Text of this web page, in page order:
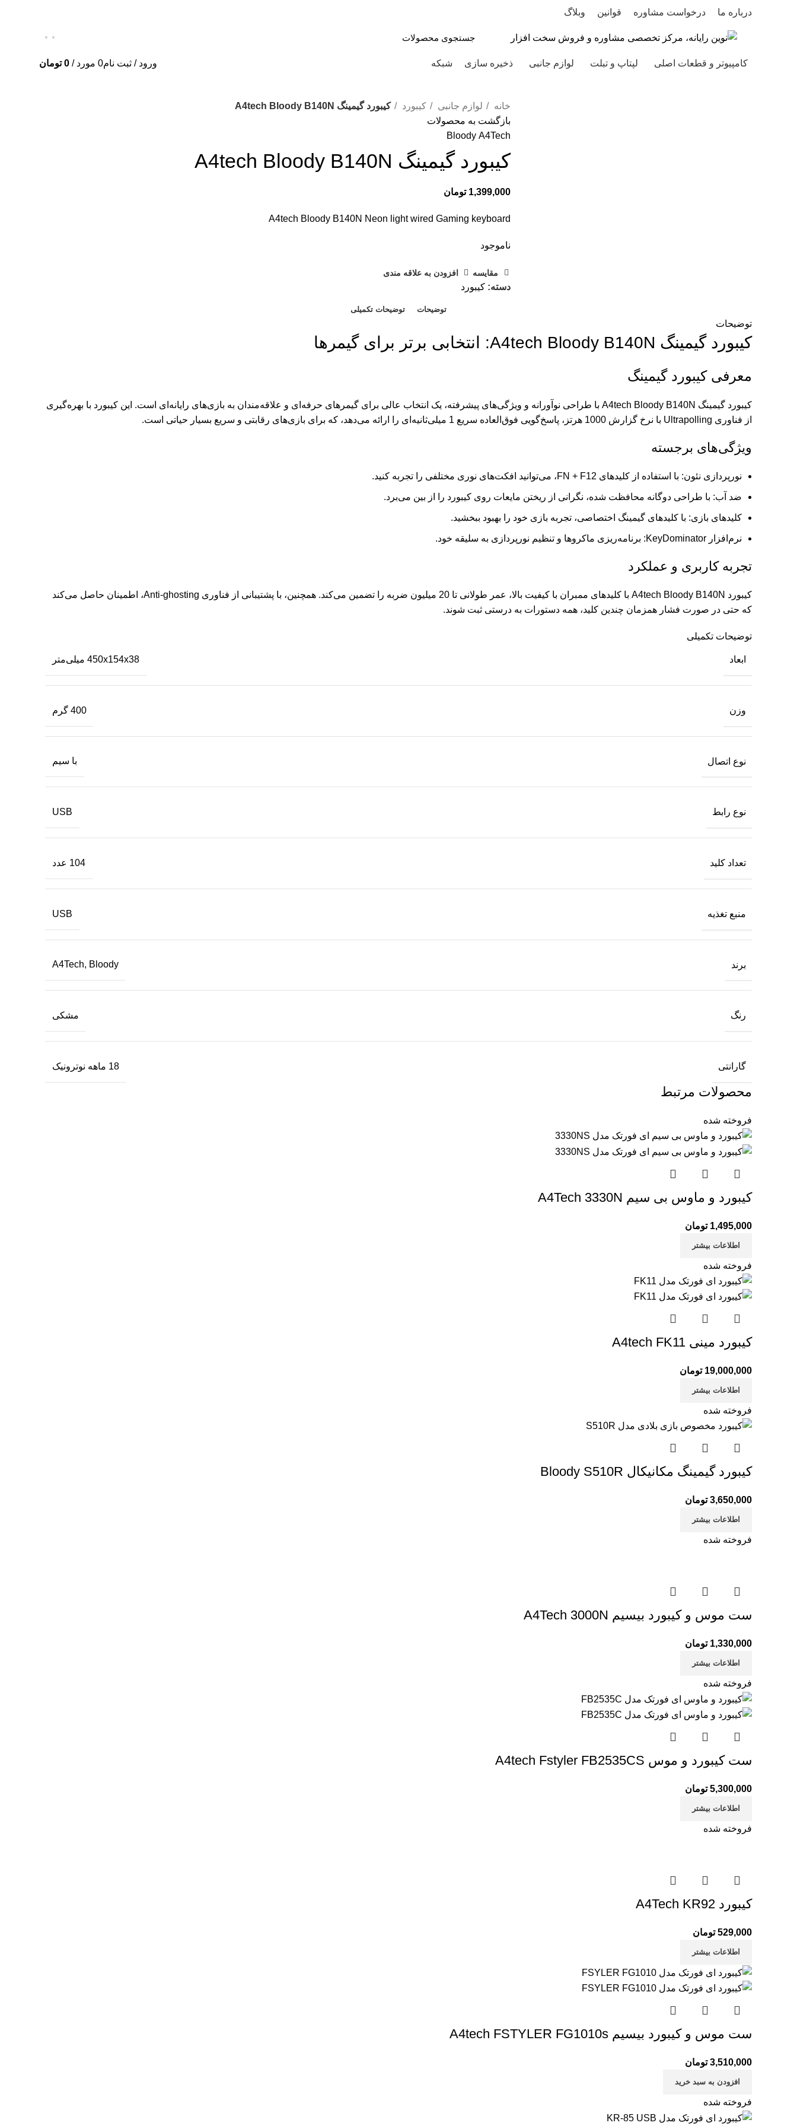
درباره ما درخواست مشاوره قوانین وبلاگ
کامپیوتر و قطعات اصلی لپتاپ و تبلت لوازم جانبی ذخیره سازی شبکه ورود / ثبت نام0 مورد /
0 تومان
خانه لوازم جانبی کیبورد
کیبورد گیمینگ A4tech Bloody B140N
بازگشت به محصولات
A4Tech
Bloody
کیبورد گیمینگ A4tech Bloody B140N
1,399,000 تومان
A4tech Bloody B140N Neon light wired Gaming keyboard
ناموجود
مقايسه افزودن به علاقه مندی
دسته: کیبورد
توضیحات توضیحات تکمیلی
توضیحات
کیبورد گیمینگ A4tech Bloody B140N: انتخابی برتر برای گیمرها
معرفی کیبورد گیمینگ
کیبورد گیمینگ A4tech Bloody B140N با طراحی نوآورانه و ویژگی‌های پیشرفته، یک انتخاب عالی برای گیمرهای حرفه‌ای و علاقه‌مندان به بازی‌های رایانه‌ای است. این کیبورد با بهره‌گیری
از فناوری Ultrapolling با نرخ گزارش 1000 هرتز، پاسخ‌گویی فوق‌العاده سریع 1 میلی‌ثانیه‌ای را ارائه می‌دهد، که برای بازی‌های رقابتی و سریع بسیار حیاتی است.
ویژگی‌های برجسته
نورپردازی نئون: با استفاده از کلیدهای FN + F12، می‌توانید افکت‌های نوری مختلفی را تجربه کنید.
ضد آب: با طراحی دوگانه محافظت شده، نگرانی از ریختن مایعات روی کیبورد را از بین می‌برد.
کلیدهای بازی: با کلیدهای گیمینگ اختصاصی، تجربه بازی خود را بهبود ببخشید.
نرم‌افزار KeyDominator: برنامه‌ریزی ماکروها و تنظیم نورپردازی به سلیقه خود.
تجربه کاربری و عملکرد
کیبورد A4tech Bloody B140N با کلیدهای ممبران با کیفیت بالا، عمر طولانی تا 20 میلیون ضربه را تضمین می‌کند. همچنین، با پشتیبانی از فناوری Anti-ghosting، اطمینان حاصل می‌کند
که حتی در صورت فشار همزمان چندین کلید، همه دستورات به درستی ثبت شوند.
توضیحات تکمیلی
ابعاد 450x154x38 میلی‌متر
وزن 400 گرم
نوع اتصال با سیم
نوع رابط USB
تعداد کلید 104 عدد
منبع تغذیه USB
برند A4Tech, Bloody
رنگ مشکی
گارانتی 18 ماهه نوترونیک
محصولات مرتبط
فروخته شده
کیبورد و ماوس بی سیم A4Tech 3330N
1,495,000 تومان
اطلاعات بیشتر
فروخته شده
کیبورد مینی A4tech FK11
19,000,000 تومان
اطلاعات بیشتر
فروخته شده
کیبورد گیمینگ مکانیکال Bloody S510R
3,650,000 تومان
اطلاعات بیشتر
فروخته شده
ست موس و کیبورد بیسیم A4Tech 3000N
1,330,000 تومان
اطلاعات بیشتر
فروخته شده
ست کیبورد و موس A4tech Fstyler FB2535CS
5,300,000 تومان
اطلاعات بیشتر
فروخته شده
کیبورد A4Tech KR92
529,000 تومان
اطلاعات بیشتر
ست موس و کیبورد بیسیم A4tech FSTYLER FG1010s
3,510,000 تومان
افزودن به سبد خرید
فروخته شده